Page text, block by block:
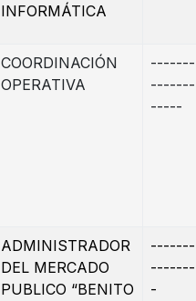
INFORMÁTICA
COORDINACIÓN
OPERATIVA
-------
-------
-----
ADMINISTRADOR
DEL MERCADO
PUBLICO “BENITO
-------
-------
-